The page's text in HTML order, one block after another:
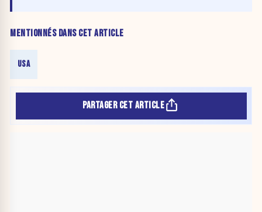
MENTIONNÉS DANS CET ARTICLE
USA
PARTAGER CET ARTICLE